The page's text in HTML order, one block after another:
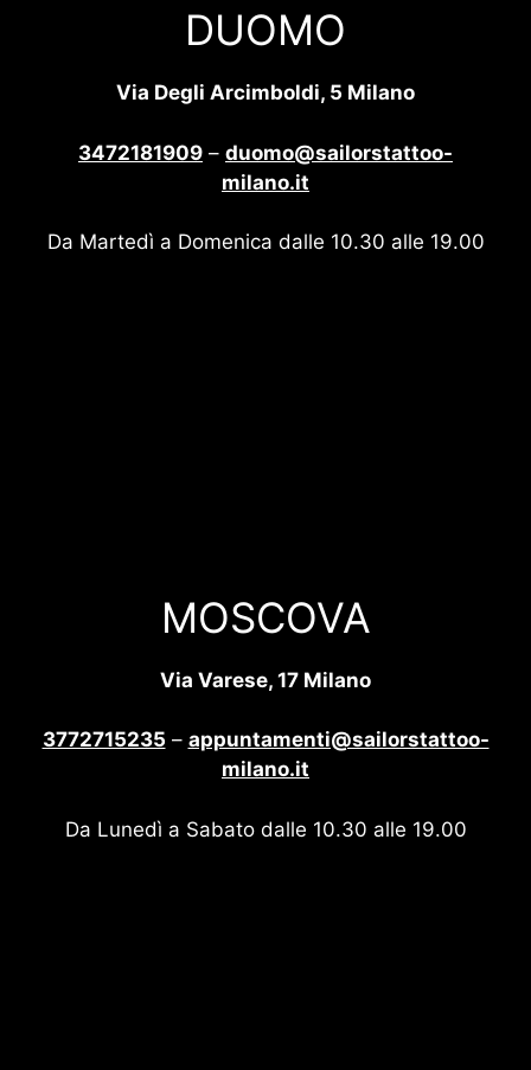
DUOMO
Via Degli Arcimboldi, 5 Milano
3472181909 – duomo@sailorstattoo-
milano.it
Da Martedì a Domenica dalle 10.30 alle 19.00
MOSCOVA
Via Varese, 17 Milano
3772715235 – appuntamenti@sailorstattoo-
milano.it
Da Lunedì a Sabato dalle 10.30 alle 19.00